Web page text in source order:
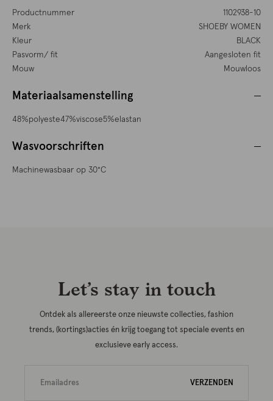
Productnummer
1102938-10
Merk
SHOEBY WOMEN
Kleur
BLACK
Pasvorm/ fit
Aangesloten fit
Mouw
Mouwloos
Materiaalsamenstelling
48%polyeste47%viscose5%elastan
Wasvoorschriften
Machinewasbaar op 30°C
Let’s stay in touch
Ontdek als allereerste onze nieuwste collecties, fashion
trends, (kortings)acties én krijg toegang tot speciale events en
exclusieve early access.
VERZENDEN